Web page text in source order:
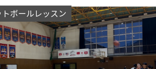
ボールレッスン